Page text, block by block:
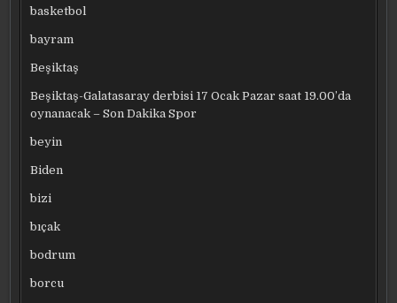
basketbol
bayram
Beşiktaş
Beşiktaş-Galatasaray derbisi 17 Ocak Pazar saat 19.00’da
oynanacak – Son Dakika Spor
beyin
Biden
bizi
bıçak
bodrum
borcu